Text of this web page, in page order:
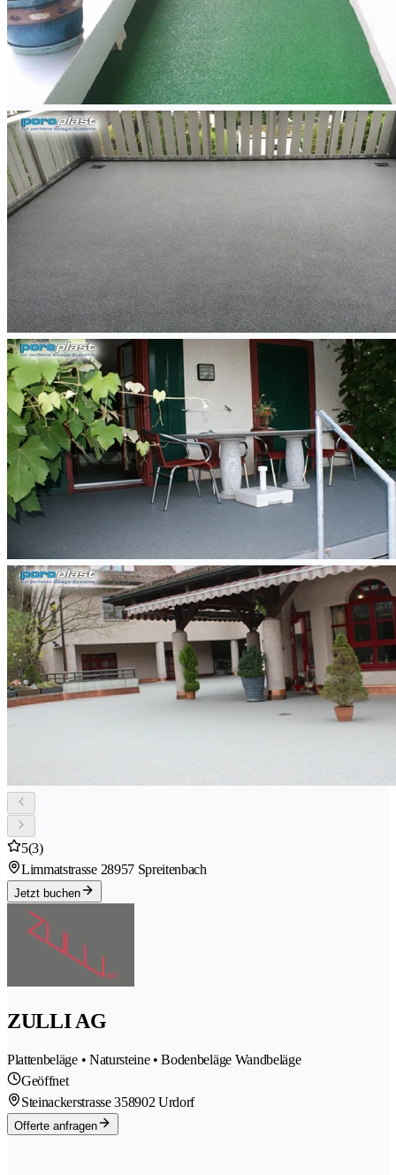
5(3)
Limmatstrasse 28957 Spreitenbach
Jetzt buchen
ZULLI AG
Plattenbeläge • Natursteine • Bodenbeläge Wandbeläge
Geöffnet
Steinackerstrasse 358902 Urdorf
Offerte anfragen